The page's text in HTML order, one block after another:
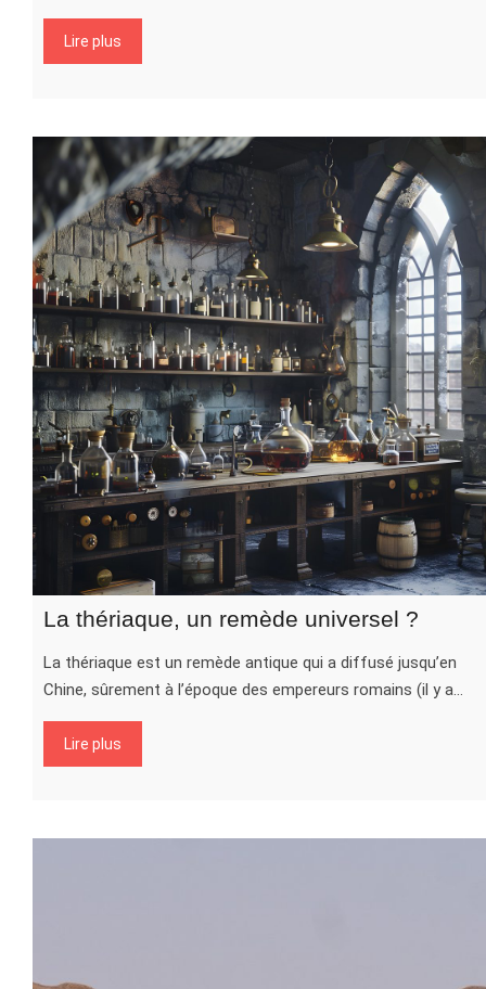
Lire plus
La thériaque, un remède universel ?
La thériaque est un remède antique qui a diffusé jusqu’en
Chine, sûrement à l’époque des empereurs romains (il y a…
Lire plus